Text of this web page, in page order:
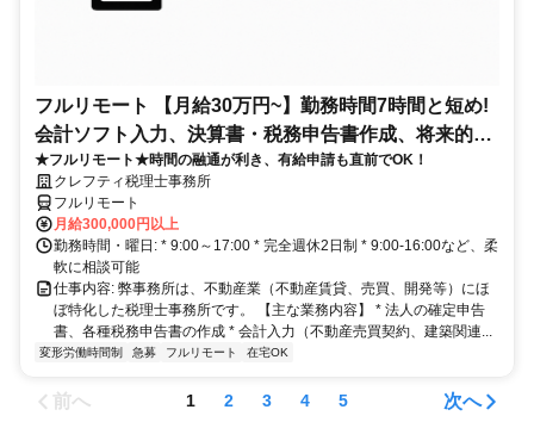
フルリモート 【月給30万円~】勤務時間7時間と短め!
会計ソフト入力、決算書・税務申告書作成、将来的に
決算説明も
★フルリモート★時間の融通が利き、有給申請も直前でOK！
クレフティ税理士事務所
フルリモート
月給300,000円以上
勤務時間・曜日: * 9:00～17:00 * 完全週休2日制 * 9:00-16:00など、柔
軟に相談可能
仕事内容: 弊事務所は、不動産業（不動産賃貸、売買、開発等）にほ
ぼ特化した税理士事務所です。 【主な業務内容】 * 法人の確定申告
書、各種税務申告書の作成 * 会計入力（不動産売買契約、建築関連...
変形労働時間制 急募 フルリモート 在宅OK
前へ 1 2 3 4 5 次へ